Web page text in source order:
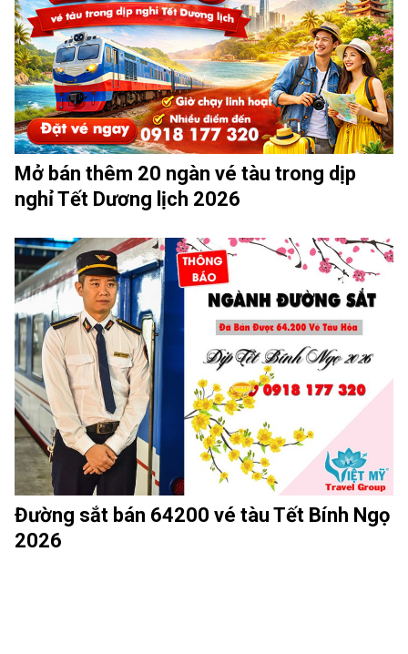
Mở bán thêm 20 ngàn vé tàu trong dịp
nghỉ Tết Dương lịch 2026
Đường sắt bán 64200 vé tàu Tết Bính Ngọ
2026